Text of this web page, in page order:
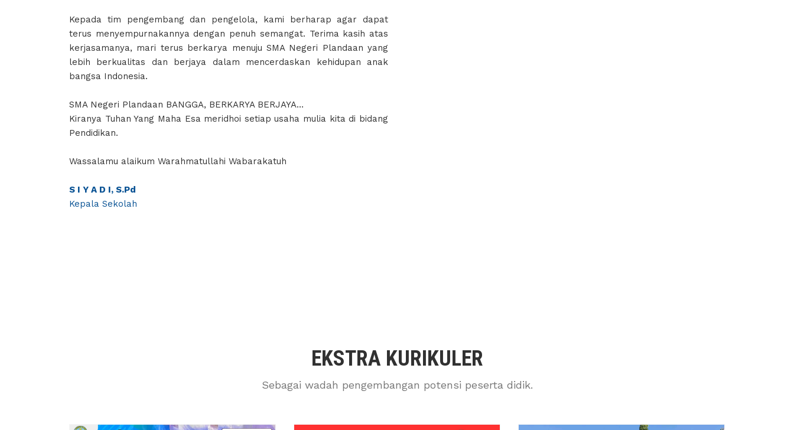
Kepada tim pengembang dan pengelola, kami berharap agar dapat
terus menyempurnakannya dengan penuh semangat. Terima kasih atas
kerjasamanya, mari terus berkarya menuju SMA Negeri Plandaan yang
lebih berkualitas dan berjaya dalam mencerdaskan kehidupan anak
bangsa Indonesia.
SMA Negeri Plandaan BANGGA, BERKARYA BERJAYA…
Kiranya Tuhan Yang Maha Esa meridhoi setiap usaha mulia kita di bidang
Pendidikan.
Wassalamu alaikum Warahmatullahi Wabarakatuh
S I Y A D I, S.Pd
Kepala Sekolah
EKSTRA KURIKULER
Sebagai wadah pengembangan potensi peserta didik.